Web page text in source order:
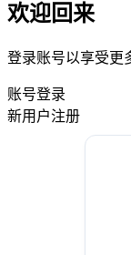
欢迎回来
登录账号以享受更
账号登录
新用户注册